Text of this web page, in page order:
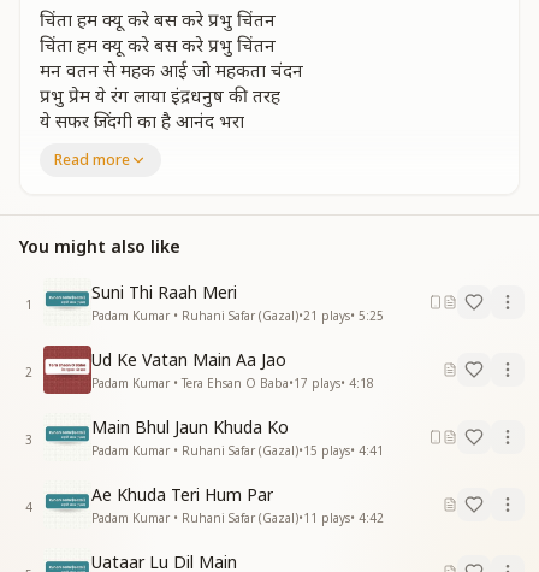
चिंता हम क्यू करे बस करे प्रभु चिंतन
चिंता हम क्यू करे बस करे प्रभु चिंतन
मन वतन से महक आई जो महकता चंदन
प्रभु प्रेम ये रंग लाया इंद्रधनुष की तरह
ये सफर जिंदगी का है आनंद भरा
है हसीन लगे हर मंजर मुझे
बेहद का सुख पाए पल भरकी यादों में
हर सास मुस्कुराए बस उसकी बातो में
तनिक ना फिक्र ना तो रंज गम जरा
है सफर जिंदगी का है आनंद भरा
संग है प्रभु मेरे अब सरगम की तरह
है हसीन लगे हर मंजर मुझे
हो गया अपना गगन हो गयी अपनी धरा
Read more
You might also like
1
Suni Thi Raah Meri
Padam Kumar • Ruhani Safar (Gazal)•21 plays• 5:25
2
Ud Ke Vatan Main Aa Jao
Padam Kumar • Tera Ehsan O Baba•17 plays• 4:18
3
Main Bhul Jaun Khuda Ko
Padam Kumar • Ruhani Safar (Gazal)•15 plays• 4:41
4
Ae Khuda Teri Hum Par
Padam Kumar • Ruhani Safar (Gazal)•11 plays• 4:42
Uataar Lu Dil Main